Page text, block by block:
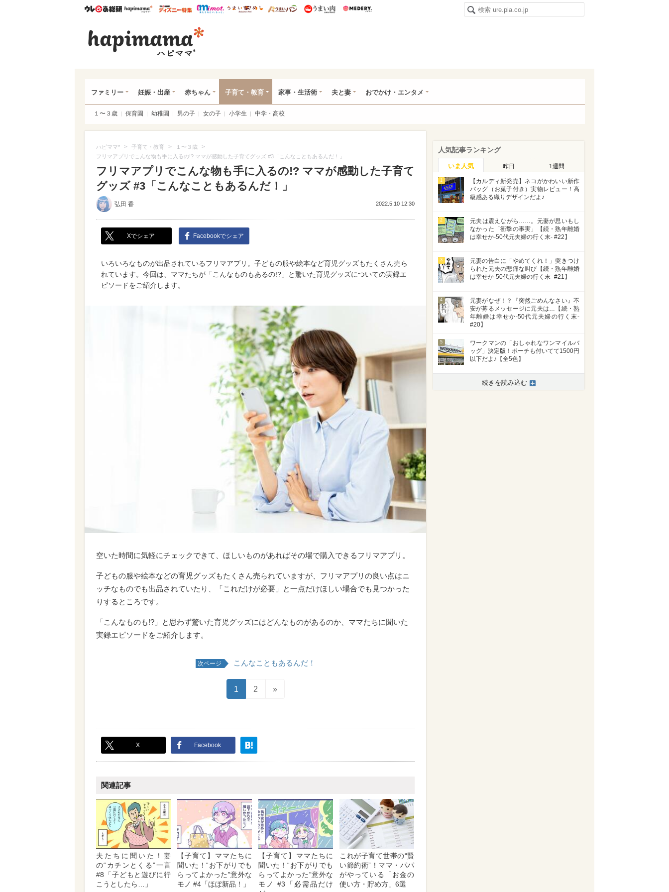
ウレぴあ総研ハピママ* ウレぴあ総研 ディズニー特集
mimot. うまいめし うまいパン うまい肉
ファミリー 妊娠・出産 赤ちゃん 子育て・教育 家事・生活術 夫と妻 おでかけ・エンタメ
１〜３歳 保育園 幼稚園 男の子 女の子 小学生 中学・高校
ハピママ* > 子育て・教育 > １〜３歳 >
フリマアプリでこんな物も手に入るの!? ママが感動した子育てグッズ #3「こんなこともあるんだ！」
フリマアプリでこんな物も手に入るの!? ママが感動した子育て
グッズ #3「こんなこともあるんだ！」
弘田 香 2022.5.10 12:30
Xでシェア Facebookでシェア
いろいろなものが出品されているフリマアプリ。子どもの服や絵本など育児グッズもたくさん売ら
れています。今回は、ママたちが「こんなものもあるの!?」と驚いた育児グッズについての実録エ
ピソードをご紹介します。
空いた時間に気軽にチェックできて、ほしいものがあればその場で購入できるフリマアプリ。
子どもの服や絵本などの育児グッズもたくさん売られていますが、フリマアプリの良い点はニ
ッチなものでも出品されていたり、「これだけが必要」と一点だけほしい場合でも見つかった
りするところです。
「こんなものも!?」と思わず驚いた育児グッズにはどんなものがあるのか、ママたちに聞いた
実録エピソードをご紹介します。
次ページ こんなこともあるんだ！
1 2 »
X Facebook
関連記事
夫たちに聞いた！妻
の“カチンとくる”一言
#8「子どもと遊びに行
こうとしたら…」
【子育て】ママたちに
聞いた！“お下がりでも
らってよかった”意外な
モノ #4「ほぼ新品！」
【子育て】ママたちに
聞いた！“お下がりでも
らってよかった”意外な
モノ #3「必需品だけ
これが子育て世帯の“賢
い節約術”！ママ・パパ
がやっている「お金の
使い方・貯め方」6選
人気記事ランキング
いま人気 昨日 1週間
1
【カルディ新発売】ネコがかわいい新作
バッグ（お菓子付き）実物レビュー！高
級感ある織りデザインだよ♪
2
元夫は震えながら……。元妻が思いもし
なかった「衝撃の事実」【続・熟年離婚
は幸せか-50代元夫婦の行く末- #22】
3
元妻の告白に「やめてくれ！」突きつけ
られた元夫の悲痛な叫び【続・熟年離婚
は幸せか-50代元夫婦の行く末- #21】
4
元妻がなぜ！？『突然ごめんなさい』不
安が募るメッセージに元夫は…【続・熟
年離婚は幸せか-50代元夫婦の行く末-
#20】
5
ワークマンの「おしゃれなワンマイルバ
ッグ」決定版！ポーチも付いてて1500円
以下だよ♪【全5色】
続きを読み込む